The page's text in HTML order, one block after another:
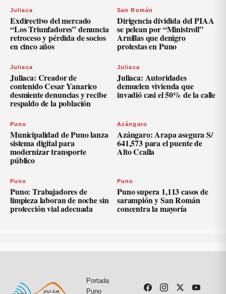
Juliaca
Exdirectivo del mercado
“Los Triunfadores” denuncia
retroceso y pérdida de socios
en cinco años
San Román
Dirigencia dividida del PIAA
se pelean por “Ministroll”
Arnillas que denigro
protestas en Puno
Juliaca
Juliaca: Creador de
contenido Cesar Yanarico
desmiente denuncias y recibe
respaldo de la población
Juliaca
Juliaca: Autoridades
demuelen vivienda que
invadió casi el 50% de la calle
Puno
Municipalidad de Puno lanza
sistema digital para
modernizar transporte
público
Azángaro
Azángaro: Arapa asegura S/
641,573 para el puente de
Alto Ccalla
Puno
Puno: Trabajadores de
limpieza laboran de noche sin
protección vial adecuada
Puno
Puno supera 1,113 casos de
sarampión y San Román
concentra la mayoría
Portada
Puno